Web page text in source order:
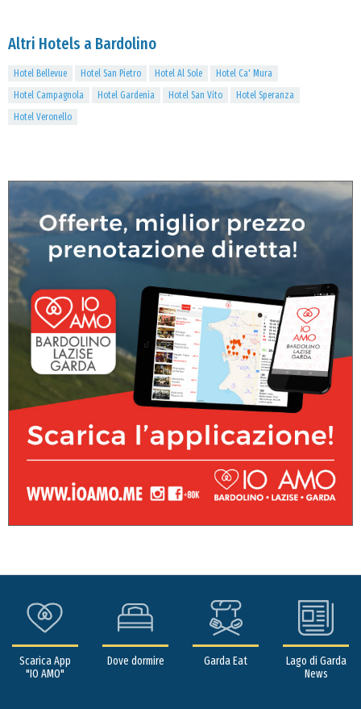
Altri Hotels a Bardolino
Hotel Bellevue Hotel San Pietro Hotel Al Sole
Hotel Ca' Mura
Hotel Campagnola
Hotel Gardenia Hotel San Vito
Hotel Speranza
Hotel Veronello
Scarica App
"IO AMO"
Dove dormire Garda Eat
Lago di Garda
News